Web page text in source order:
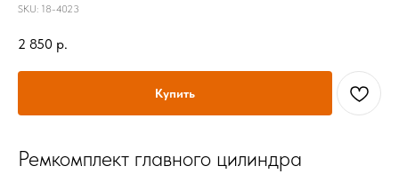
SKU: 18-4023
2 850 р.
Купить
Ремкомплект главного цилиндра